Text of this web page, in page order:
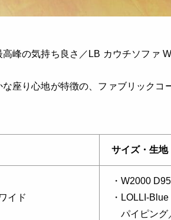
高峰の気持ち良さ／LB カウチソファ
な座り心地が特徴の、ファブリックコ
サイズ・生地
イド
・W2000
・LOLLI-Blue
パイピング